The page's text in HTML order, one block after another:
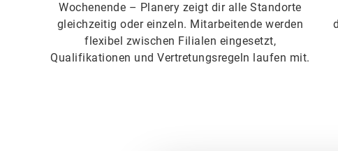
Wochenende – Planery zeigt dir alle Standorte
gleichzeitig oder einzeln. Mitarbeitende werden
flexibel zwischen Filialen eingesetzt,
Qualifikationen und Vertretungsregeln laufen mit.